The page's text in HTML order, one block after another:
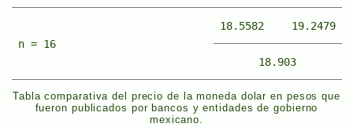
Tabla comparativa del precio de la moneda dolar en pesos que
fueron publicados por bancos y entidades de gobierno
mexicano.
n = 16
18.5582 19.2479
18.903